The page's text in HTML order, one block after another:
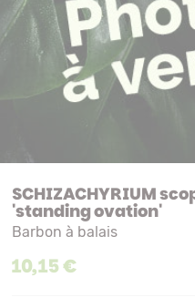
SCHIZACHYRIUM
'standing ovation'
Barbon à balais
10,15 €